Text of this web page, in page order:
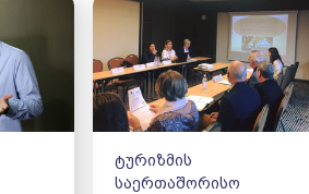
ტურიზმის
საერთაშორისო